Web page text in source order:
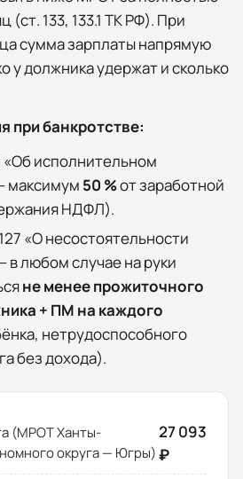
(ст. 133, 133.1 ТК РФ). При
сумма зарплаты напрямую
у должника удержат и сколько
при банкротстве:
исполнительном
максимум 50 %от заработной
НДФЛ).
«О несостоятельности
в любом случае на руки
не менее прожиточного
+ ПМ на каждого
нетрудоспособного
без дохода).
(МРОТХанты-
округа — Югры)
27 093
₽